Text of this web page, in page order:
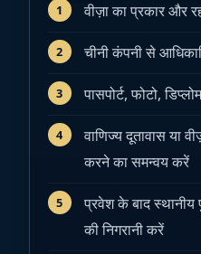
वीज़ा का प्रकार और
चीनी कंपनी से
पासपोर्ट, फोटो,
वाणिज्य दूतावास या
करने का समन्वय करें
प्रवेश के बाद
की निगरानी करें